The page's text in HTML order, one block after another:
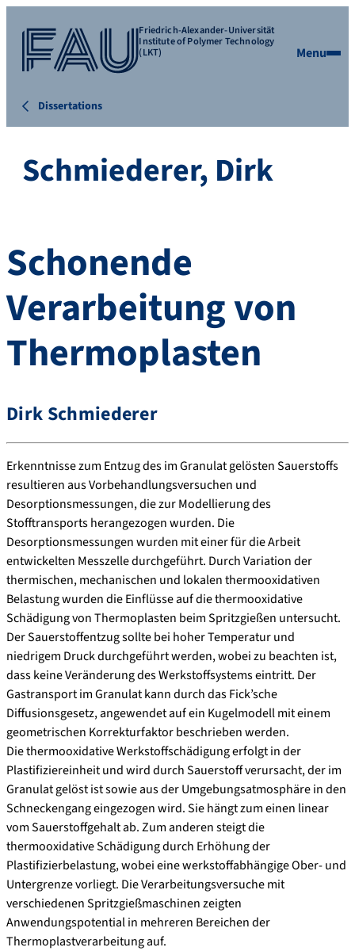
Friedrich-Alexander-Universität
Institute of Polymer Technology
(LKT) Menu
Dissertations
Schmiederer, Dirk
Schonende
Verarbeitung von
Thermoplasten
Dirk Schmiederer
Erkenntnisse zum Entzug des im Granulat gelösten Sauerstoffs
resultieren aus Vorbehandlungsversuchen und
Desorptionsmessungen, die zur Modellierung des
Stofftransports herangezogen wurden. Die
Desorptionsmessungen wurden mit einer für die Arbeit
entwickelten Messzelle durchgeführt. Durch Variation der
thermischen, mechanischen und lokalen thermooxidativen
Belastung wurden die Einflüsse auf die thermooxidative
Schädigung von Thermoplasten beim Spritzgießen untersucht.
Der Sauerstoffentzug sollte bei hoher Temperatur und
niedrigem Druck durchgeführt werden, wobei zu beachten ist,
dass keine Veränderung des Werkstoffsystems eintritt. Der
Gastransport im Granulat kann durch das Fick’sche
Diffusionsgesetz, angewendet auf ein Kugelmodell mit einem
geometrischen Korrekturfaktor beschrieben werden.
Die thermooxidative Werkstoffschädigung erfolgt in der
Plastifiziereinheit und wird durch Sauerstoff verursacht, der im
Granulat gelöst ist sowie aus der Umgebungsatmosphäre in den
Schneckengang eingezogen wird. Sie hängt zum einen linear
vom Sauerstoffgehalt ab. Zum anderen steigt die
thermooxidative Schädigung durch Erhöhung der
Plastifizierbelastung, wobei eine werkstoffabhängige Ober- und
Untergrenze vorliegt. Die Verarbeitungsversuche mit
verschiedenen Spritzgießmaschinen zeigten
Anwendungspotential in mehreren Bereichen der
Thermoplastverarbeitung auf.